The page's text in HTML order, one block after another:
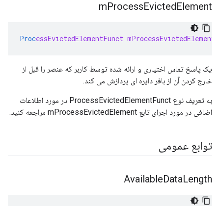
mProcessEvictedElement
ProcessEvictedElementFunct mProcessEvictedElement
یک پاسخ تماس اختیاری و ارائه شده توسط کاربر که عنصر را قبل از
خارج کردن آن از بافر دایره ای پردازش می کند.
به تعریف نوع ProcessEvictedElementFunct در مورد اطلاعات
اضافی در مورد اجرای تابع mProcessEvictedElement مراجعه کنید.
توابع عمومی
AvailableDataLength